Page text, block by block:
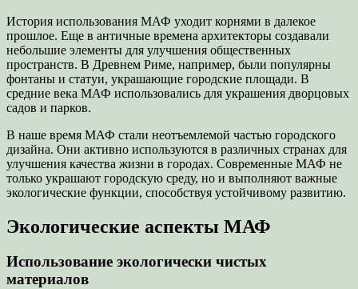
История использования МАФ уходит корнями в далекое
прошлое. Еще в античные времена архитекторы создавали
небольшие элементы для улучшения общественных
пространств. В Древнем Риме, например, были популярны
фонтаны и статуи, украшающие городские площади. В
средние века МАФ использовались для украшения дворцовых
садов и парков.
В наше время МАФ стали неотъемлемой частью городского
дизайна. Они активно используются в различных странах для
улучшения качества жизни в городах. Современные МАФ не
только украшают городскую среду, но и выполняют важные
экологические функции, способствуя устойчивому развитию.
Экологические аспекты МАФ
Использование экологически чистых
материалов